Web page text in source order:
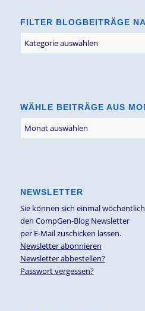
FILTER BLOGBEITRÄGE
Blogbeiträge
WÄHLE BEITRÄGE AUS
NEWSLETTER
Sie können sich einmal wöchentlich
den CompGen-Blog Newsletter
per E-Mail zuschicken lassen.
Newsletter abonnieren
Newsletter abbestellen?
Passwort vergessen?